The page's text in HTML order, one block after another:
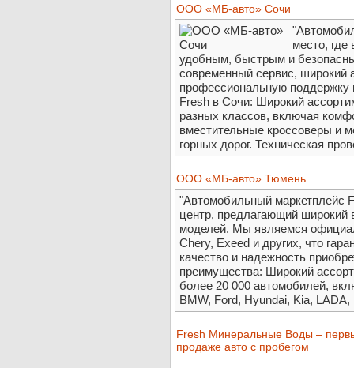
ООО «МБ-авто» Сочи
место, где
удобным, быстрым и
современный сервис, широкий
профессиональную поддержку
Fresh в Сочи: Широкий
разных классов, включая
вместительные кроссоверы и
горных дорог. Техническая
ООО «МБ-авто» Тюмень
"Автомобильный маркетплейс
центр, предлагающий широкий
моделей. Мы являемся
Chery, Exeed и других, что
качество и надежность
преимущества: Широкий
более 20 000 автомобилей,
BMW, Ford, Hyundai, Kia,
Fresh Минеральные Воды –
продаже авто с пробегом